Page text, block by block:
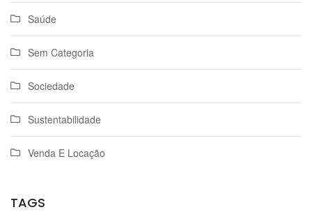
Saúde
Sem Categoria
Sociedade
Sustentabilidade
Venda E Locação
TAGS